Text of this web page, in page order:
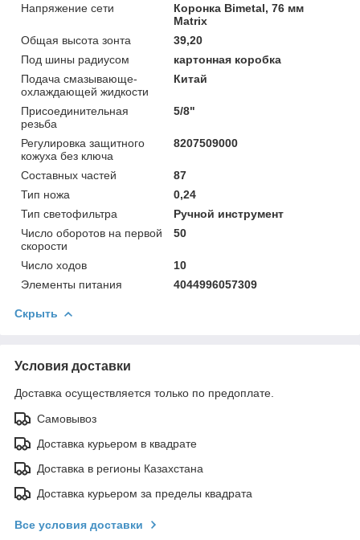
Напряжение сети
Коронка Bimetal, 76 мм
Matrix
Общая высота зонта
39,20
Под шины радиусом
картонная коробка
Подача смазывающе-
охлаждающей жидкости
Китай
Присоединительная
резьба
5/8"
Регулировка защитного
кожуха без ключа
8207509000
Составных частей
87
Тип ножа
0,24
Тип светофильтра
Ручной инструмент
Число оборотов на первой
скорости
50
Число ходов
10
Элементы питания
4044996057309
Скрыть
Условия доставки
Доставка осуществляется только по предоплате.
Самовывоз
Доставка курьером в квадрате
Доставка в регионы Казахстана
Доставка курьером за пределы квадрата
Все условия доставки